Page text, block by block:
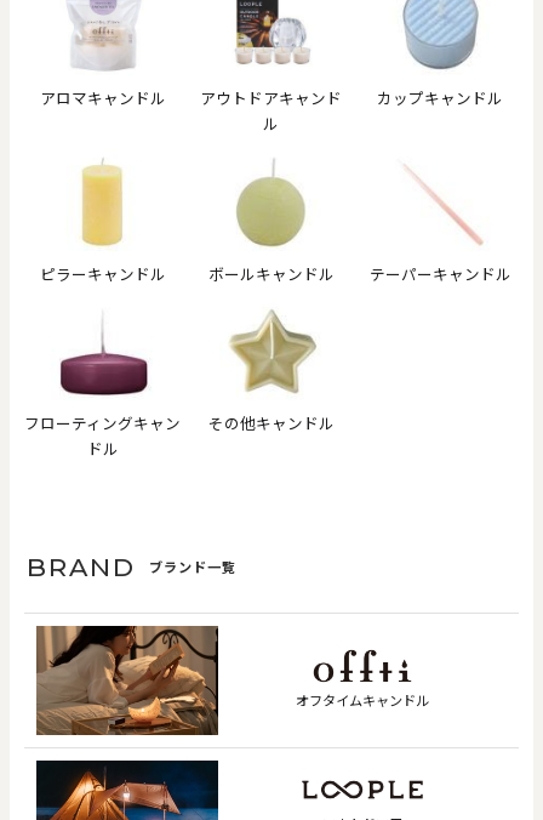
アロマキャンドル
アウトドアキャンド
ル
カップキャンドル
ピラーキャンドル ボールキャンドル テーパーキャンドル
フローティングキャン
ドル
その他キャンドル
BRAND ブランド一覧
オフタイムキャンドル